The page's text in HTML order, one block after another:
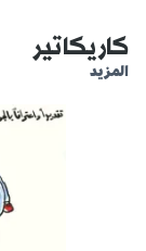
كاريكاتير
المزيد